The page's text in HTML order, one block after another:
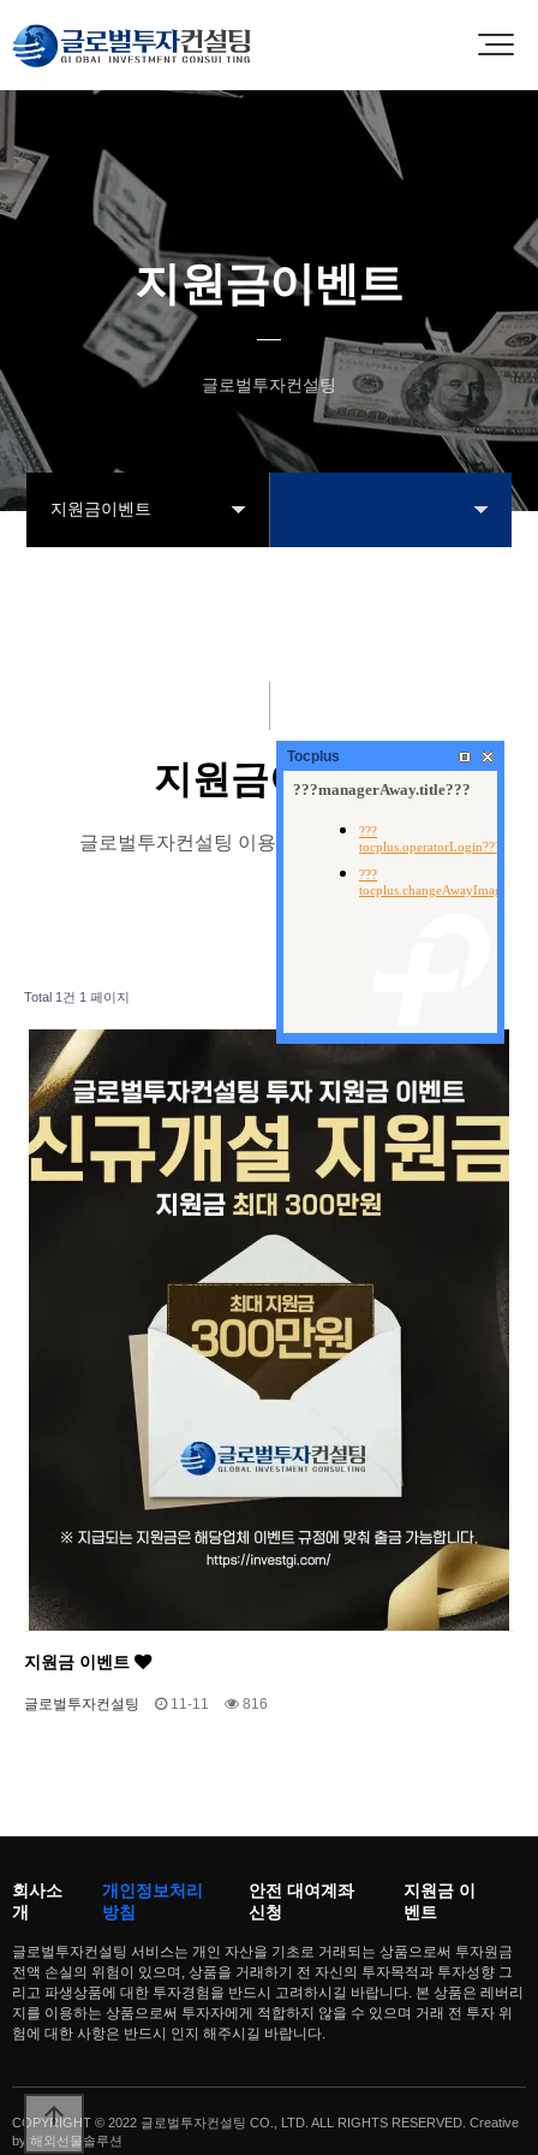
지원금이벤트
글로벌투자컨설팅
지원금이벤트
지원금이벤트
지원금이벤트
글로벌투자컨설팅 이용해주셔서 감사합니다.
Total 1건 1 페이지
지원금 이벤트
글로벌투자컨설팅 11-11 816
회사소
개
개인정보처리
방침
안전 대여계좌
신청
지원금 이
벤트
글로벌투자컨설팅 서비스는 개인 자산을 기초로 거래되는 상품으로써 투자원금
전액 손실의 위험이 있으며, 상품을 거래하기 전 자신의 투자목적과 투자성향 그
리고 파생상품에 대한 투자경험을 반드시 고려하시길 바랍니다. 본 상품은 레버리
지를 이용하는 상품으로써 투자자에게 적합하지 않을 수 있으며 거래 전 투자 위
험에 대한 사항은 반드시 인지 해주시길 바랍니다.
COPYRIGHT © 2022 글로벌투자컨설팅 CO., LTD. ALL RIGHTS RESERVED. Creative
by 해외선물솔루션
arrow_upward
Tocplus